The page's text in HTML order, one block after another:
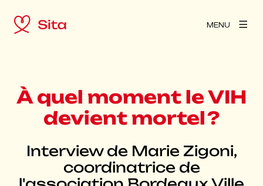
MENU
À quel moment le VIH
devient mortel ?
Interview de Marie Zigoni,
coordinatrice de